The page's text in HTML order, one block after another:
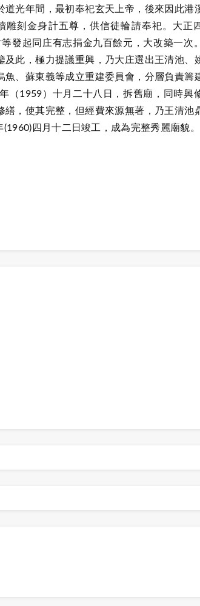
光年間，最初奉祀玄天上帝，後來因此港
刻金身計五尊，供信徒輪請奉祀。大正
發起同庄有志捐金九百餘元，大改築一次
此，極力提議重興，乃大庄選出王清池、
、蘇東義等成立重建委員會，分層負責籌
（1959）十月二十八日，拆舊廟，同時興
，使其完整，但經費來源無著，乃王清池
四月十二日竣工，成為完整秀麗廟貌。